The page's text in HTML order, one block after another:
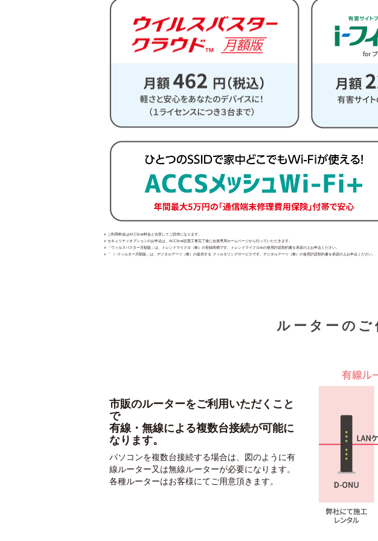
※ ご利用料金はACCSnet料金と合算してご請求になります。
※ セキュリティオプションのお申込は、ACCSnet設置工事完了後に会員専用ホームページから行っていただきます。
※ 「ウィルスバスター月額版」は、トレンドマイクロ（株）の登録商標です。トレンドマイクロ㈱の使用許諾契約書を承諾の上お申込ください。
※ 「 ｉ-フィルター月額版」は、デジタルアーツ（株）の提供する フィルタリングサービスです。デジタルアーツ（株）の使用許諾契約書を承諾の上お申込ください。
ルーターの
市販のルーターをご利用いただくこと
で
有線・無線による複数台接続が可能に
なります。
パソコンを複数台接続する場合は、図のように有
線ルーター又は無線ルーターが必要になります。
各種ルーターはお客様にてご用意頂きます。